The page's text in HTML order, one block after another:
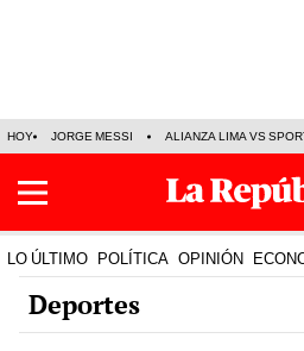
HOY JORGE MESSI ALIANZA LIMA VS
LO ÚLTIMO POLÍTICA OPINIÓN
Deportes